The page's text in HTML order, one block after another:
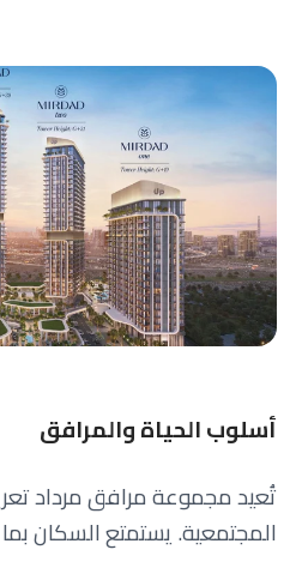
أسلوب الحياة والمرافق
تُعيد مجموعة مرافق مرداد
المجتمعية. يستمتع السكان